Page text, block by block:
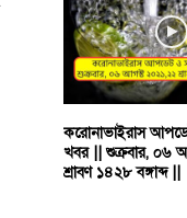
করোনাভাইরাস
খবর || শুক্রবার, ০৬
শ্রাবণ ১৪২৮ বঙ্গাব্দ ||